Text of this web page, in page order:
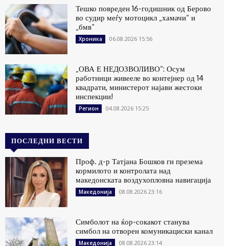
Тешко повреден 16-годишник од Берово
во судир меѓу мотоцикл „хамачи“ и
„бмв“
Хроника 06.08.2026 15:56
„ОВА Е НЕДОЗВОЛИВО“: Осум
работници живееле во контејнер од 14
квадрати, министерот најави жестоки
инспекции!
Регион 04.08.2026 15:25
ПОСЛЕДНИ ВЕСТИ
Проф. д-р Татјана Бошков ги презема
кормилото и контролата над
македонската воздухопловна навигација
Македонија 08.08.2026 23:16
Симболот на ќор-сокакот станува
симбол на отворен комуникациски канал
Македонија 08.08.2026 23:14